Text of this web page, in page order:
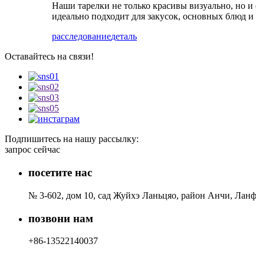
Наши тарелки не только красивы визуально, но
идеально подходит для закусок, основных блюд
расследованиедеталь
Оставайтесь на связи!
Подпишитесь на нашу рассылку:
запрос сейчас
посетите нас
№ 3-602, дом 10, сад Жуйхэ Ланьцяо, район Анчи,
позвони нам
+86-13522140037